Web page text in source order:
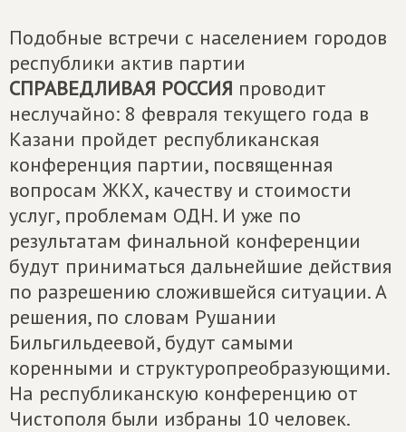
Подобные встречи с населением городов
республики актив партии
СПРАВЕДЛИВАЯ РОССИЯ проводит
неслучайно: 8 февраля текущего года в
Казани пройдет республиканская
конференция партии, посвященная
вопросам ЖКХ, качеству и стоимости
услуг, проблемам ОДН. И уже по
результатам финальной конференции
будут приниматься дальнейшие действия
по разрешению сложившейся ситуации. А
решения, по словам Рушании
Бильгильдеевой, будут самыми
коренными и структуропреобразующими.
На республиканскую конференцию от
Чистополя были избраны 10 человек.